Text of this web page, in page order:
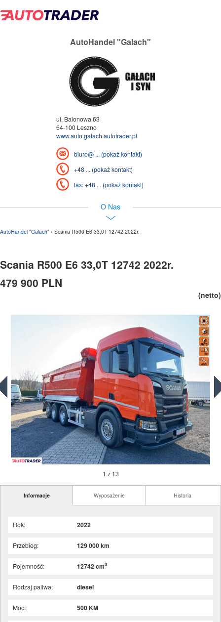
AutoHandel "Galach"
ul. Balonowa 63
64-100 Leszno
www.auto.galach.autotrader.pl
biuro@ ... (pokaż kontakt)
+48 ... (pokaż kontakt)
fax: +48 ... (pokaż kontakt)
O Nas
AutoHandel "Galach" › Scania R500 E6 33,0T 12742 2022r.
Scania R500 E6 33,0T 12742 2022r.
479 900 PLN
(netto)
1 z 13
Informacje Wyposażenie Historia
Rok: 2022
Przebieg: 129 000 km
Pojemność: 12742 cm3
Rodzaj paliwa: diesel
Moc: 500 KM